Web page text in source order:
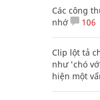
Các công
nhớ
106
Clip lột tả
như 'chó
hiện một